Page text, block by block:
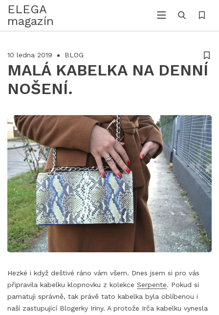
ELEGA
magazín
10 ledna 2019 BLOG
MALÁ KABELKA NA DENNÍ
NOŠENÍ.
Hezké i když deštivé ráno vám všem. Dnes jsem si pro vás
připravila kabelku klopnovku z kolekce Serpente. Pokud si
pamatuji správně, tak právě tato kabelka byla oblíbenou i
naší zastupující Blogerky Iriny. A protože Irča kabelku vynesla